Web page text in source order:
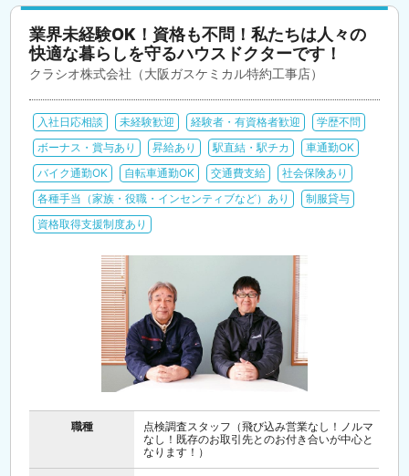
業界未経験OK！資格も不問！私たちは人々の
快適な暮らしを守るハウスドクターです！
クラシオ株式会社（大阪ガスケミカル特約工事店）
入社日応相談 未経験歓迎 経験者・有資格者歓迎
学歴不問
ボーナス・賞与あり
昇給あり 駅直結・駅チカ
車通勤OK
バイク通勤OK
自転車通勤OK 交通費支給
社会保険あり
各種手当（家族・役職・インセンティブなど）あり
制服貸与
資格取得支援制度あり
職種
点検調査スタッフ（飛び込み営業なし！ノルマ
なし！既存のお取引先とのお付き合いが中心と
なります！）